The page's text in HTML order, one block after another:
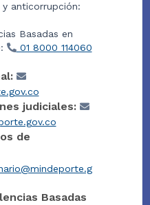
anticorrupción:
Basadas en
01 8000 114060
judiciales:
de
Basadas